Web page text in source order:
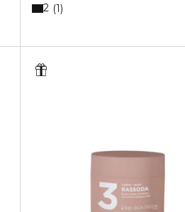
2 1